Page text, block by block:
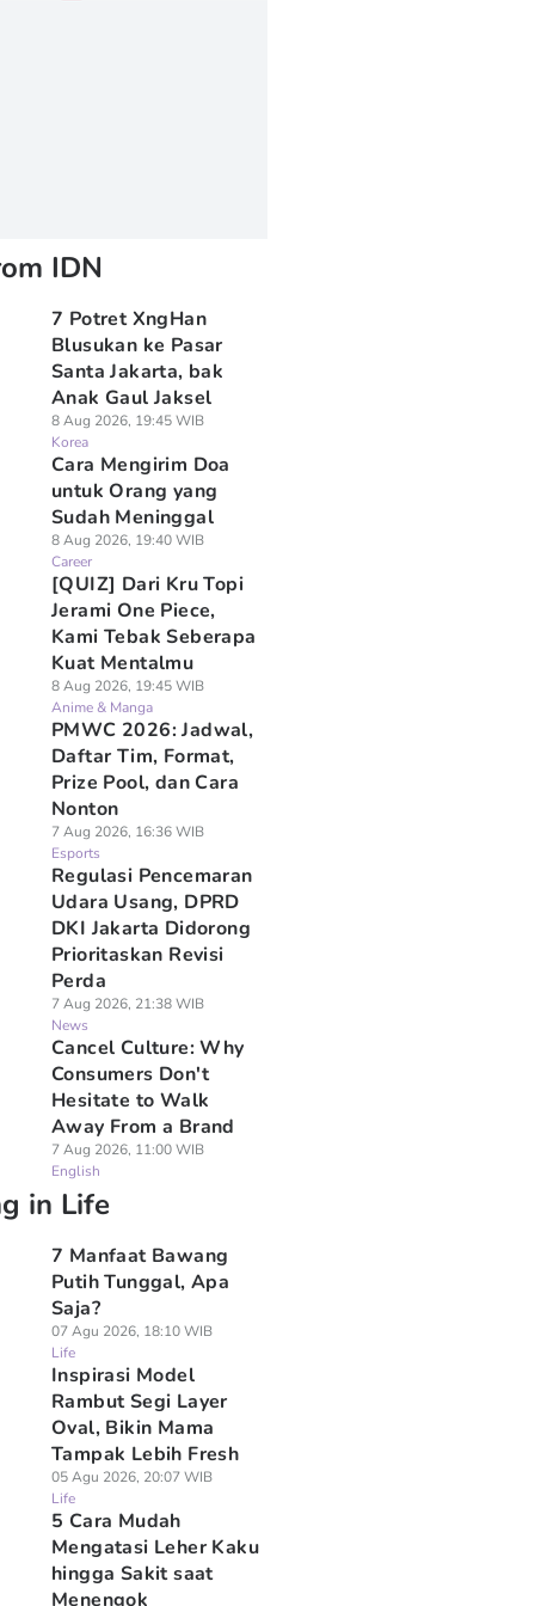
IDN
7 Potret XngHan
Blusukan ke Pasar
Santa Jakarta, bak
Anak Gaul Jaksel
8 Aug 2026, 19:45 WIB
Korea
Cara Mengirim Doa
untuk Orang yang
Sudah Meninggal
8 Aug 2026, 19:40 WIB
Career
[QUIZ] Dari Kru Topi
Jerami One Piece,
Kami Tebak Seberapa
Kuat Mentalmu
8 Aug 2026, 19:45 WIB
Anime & Manga
PMWC 2026: Jadwal,
Daftar Tim, Format,
Prize Pool, dan Cara
Nonton
7 Aug 2026, 16:36 WIB
Esports
Regulasi Pencemaran
Udara Usang, DPRD
DKI Jakarta Didorong
Prioritaskan Revisi
Perda
7 Aug 2026, 21:38 WIB
News
Cancel Culture: Why
Consumers Don't
Hesitate to Walk
Away From a Brand
7 Aug 2026, 11:00 WIB
English
in Life
7 Manfaat Bawang
Putih Tunggal, Apa
Saja?
07 Agu 2026, 18:10 WIB
Life
Inspirasi Model
Rambut Segi Layer
Oval, Bikin Mama
Tampak Lebih Fresh
05 Agu 2026, 20:07 WIB
Life
5 Cara Mudah
Mengatasi Leher Kaku
hingga Sakit saat
Menengok